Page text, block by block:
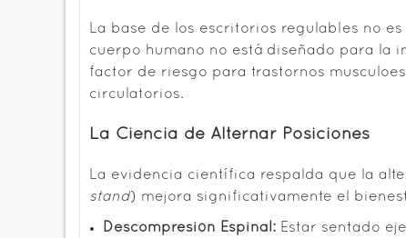
La base de los escritorios regulables no
cuerpo humano no está diseñado para la
factor de riesgo para trastornos
circulatorios.
La Ciencia de Alternar Posiciones
La evidencia científica respalda que la
stand ) mejora significativamente el
Descompresión Espinal: Estar sentado